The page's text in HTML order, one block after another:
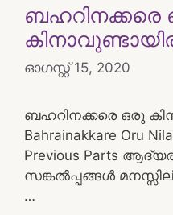
ബഹറിനക്കരെ
ഓഗസ്റ്റ്‌ 15, 2020
ബഹറിനക്കരെ ഒരു
Bahrainakkare Oru
Previous Parts
സങ്കൽപ്പങ്ങൾ
…